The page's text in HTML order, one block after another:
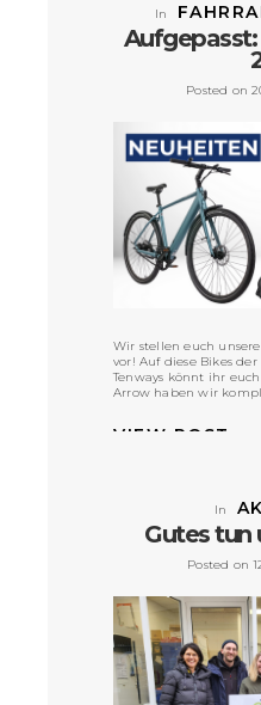
In
Posted on
Wir stellen euch
vor! Auf diese Bikes
Tenways könnt ihr
Arrow haben wir
VIEW POST »
In
Gutes tun
Posted on